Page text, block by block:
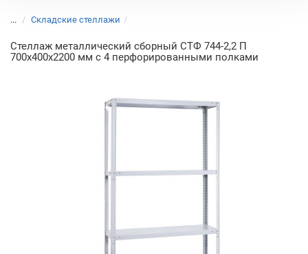
... Складские стеллажи
Стеллаж металлический сборный СТФ 744-2,2 П
700х400х2200 мм с 4 перфорированными полками